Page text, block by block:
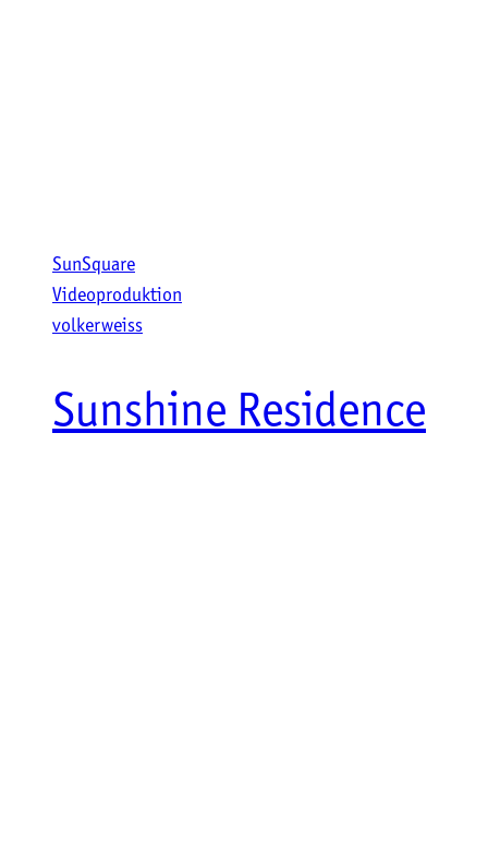
SunSquare
Videoproduktion
volkerweiss
Sunshine Residence